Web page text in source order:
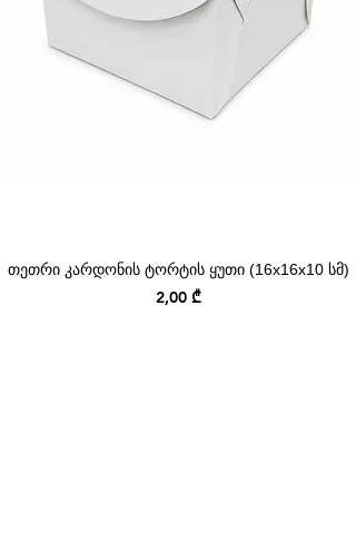
თეთრი კარდონის ტორტის ყუთი (16x16x10 სმ)
Price
2,00 ₾